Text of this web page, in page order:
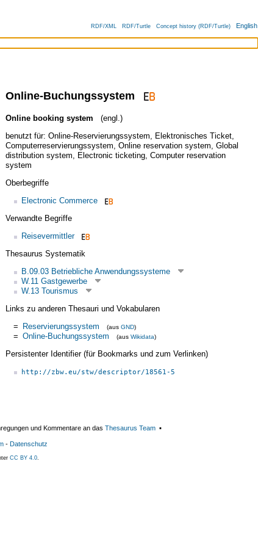
RDF/XML RDF/Turtle Concept history (RDF/Turtle) English
Online-Buchungssystem
Online booking system
(engl.)
benutzt für: Online-Reservierungssystem Elektronisches Ticket,
Computerreservierungssystem Online reservation system Global
distribution system
Electronic ticketing, Computer reservation
system
Oberbegriffe
Electronic Commerce
Verwandte Begriffe
Reisevermittler
Thesaurus Systematik
B.09.03 Betriebliche Anwendungssysteme
W.11 Gastgewerbe
W.13 Tourismus
Links zu anderen Thesauri und Vokabularen
= Reservierungssystem (aus GND)
= Online-Buchungssystem (aus Wikidata)
Persistenter Identifier (für Bookmarks und zum Verlinken)
http://zbw.eu/stw/descriptor/18561-5
und Kommentare an das Thesaurus Team ▪
- Datenschutz
CC BY 4.0